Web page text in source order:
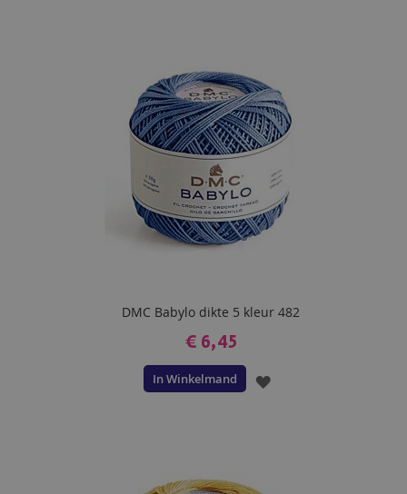
DMC Babylo dikte 5 kleur 482
€ 6,45
In Winkelmand
VOEG